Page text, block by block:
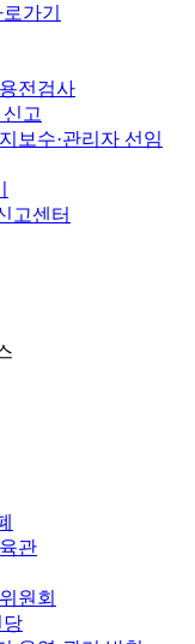
전검사
고
보수·관리자 선임
고센터
관
원회
당